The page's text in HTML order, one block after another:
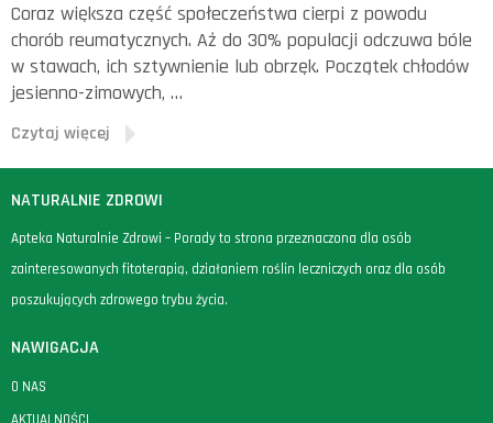
Coraz większa część społeczeństwa cierpi z powodu
chorób reumatycznych. Aż do 30% populacji odczuwa bóle
w stawach, ich sztywnienie lub obrzęk. Początek chłodów
jesienno-zimowych, …
Czytaj więcej
NATURALNIE ZDROWI
Apteka Naturalnie Zdrowi – Porady to strona przeznaczona dla osób
zainteresowanych fitoterapią, działaniem roślin leczniczych oraz dla osób
poszukujących zdrowego trybu życia.
NAWIGACJA
O NAS